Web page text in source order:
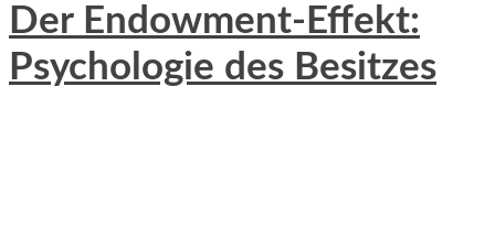
Der Endowment-Effekt:
Psychologie des Besitzes